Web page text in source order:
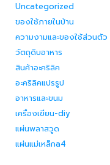
Uncategorized
ของใช้ภายในบ้าน
ความงามและของใช้ส่วนตัว
วัตถุดิบอาหาร
สินค้าอะคริลิค
อะคริลิคแปรรูป
อาหารและขนม
เครื่องเขียน-diy
แผ่นพลาสวูด
แผ่นแม่เหล็กa4